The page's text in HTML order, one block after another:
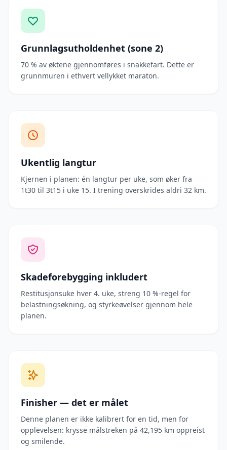
Grunnlagsutholdenhet (sone 2)
70 % av øktene gjennomføres i snakkefart. Dette er
grunnmuren i ethvert vellykket maraton.
Ukentlig langtur
Kjernen i planen: én langtur per uke, som øker fra
1t30 til 3t15 i uke 15. I trening overskrides aldri 32 km.
Skadeforebygging inkludert
Restitusjonsuke hver 4. uke, streng 10 %-regel for
belastningsøkning, og styrkeøvelser gjennom hele
planen.
Finisher — det er målet
Denne planen er ikke kalibrert for en tid, men for
opplevelsen: krysse målstreken på 42,195 km oppreist
og smilende.